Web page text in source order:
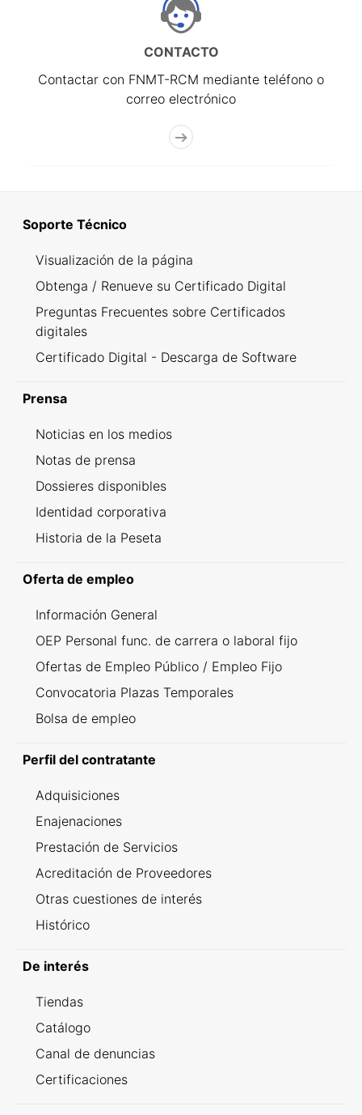
CONTACTO
Contactar con FNMT-RCM mediante teléfono o
correo electrónico
Soporte Técnico
Visualización de la página
Obtenga / Renueve su Certificado Digital
Preguntas Frecuentes sobre Certificados
digitales
Certificado Digital - Descarga de Software
Prensa
Noticias en los medios
Notas de prensa
Dossieres disponibles
Identidad corporativa
Historia de la Peseta
Oferta de empleo
Información General
OEP Personal func. de carrera o laboral fijo
Ofertas de Empleo Público / Empleo Fijo
Convocatoria Plazas Temporales
Bolsa de empleo
Perfil del contratante
Adquisiciones
Enajenaciones
Prestación de Servicios
Acreditación de Proveedores
Otras cuestiones de interés
Histórico
De interés
Tiendas
Catálogo
Canal de denuncias
Certificaciones